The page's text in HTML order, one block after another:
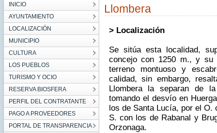
INICIO
AYUNTAMIENTO
LOCALIZACIÓN
MUNICIPIO
CULTURA
LOS PUEBLOS
TURISMO Y OCIO
RESERVA BIOSFERA
PERFIL DEL CONTRATANTE
PAGO A PROVEEDORES
PORTAL DE TRANSPARENCIA
Llombera
> Localización
Se sitúa esta localidad,
concejo con 1250 m., y su
terreno montuoso y
calidad, sin embargo,
Llombera la separan de
tomando el desvío en
los de Santa Lucía, por el
S. con los de Rabanal y
Orzonaga.